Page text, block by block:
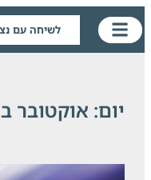
לשיחה עם
יום: אוקטובר ב21, 2024